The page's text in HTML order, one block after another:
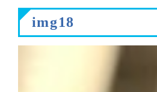
img18